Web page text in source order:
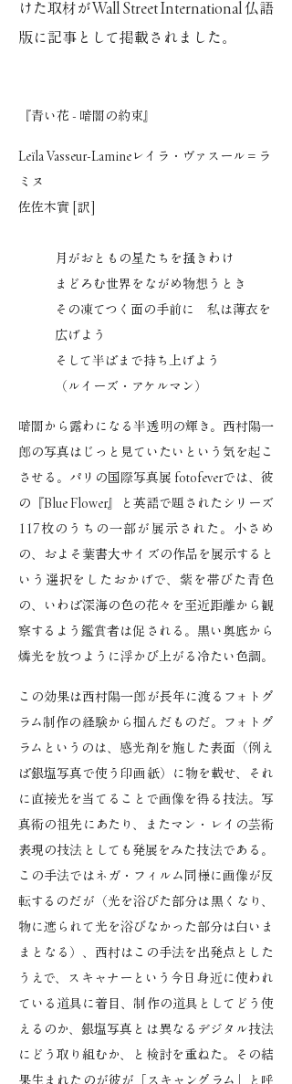
けた取材がWall Street International 仏語
版に記事として掲載されました。
『青い花 - 暗闇の約束』
Leïla Vasseur-Lamineレイラ・ヴァスール＝ラ
ミヌ
佐佐木實 [訳]
月がおともの星たちを掻きわけ
まどろむ世界をながめ物想うとき
その凍てつく面の手前に 私は薄衣を
広げよう
そして半ばまで持ち上げよう
（ルイーズ・アケルマン）
暗闇から露わになる半透明の輝き。西村陽一
郎の写真はじっと見ていたいという気を起こ
させる。パリの国際写真展 fotofeverでは、彼
の『Blue Flower』と英語で題されたシリーズ
117枚のうちの一部が展示された。小さめ
の、およそ葉書大サイズの作品を展示すると
いう選択をしたおかげで、紫を帯びた青色
の、いわば深海の色の花々を至近距離から観
察するよう鑑賞者は促される。黒い奥底から
燐光を放つように浮かび上がる冷たい色調。
この効果は西村陽一郎が長年に渡るフォトグ
ラム制作の経験から掴んだものだ。フォトグ
ラムというのは、感光剤を施した表面（例え
ば銀塩写真で使う印画紙）に物を載せ、それ
に直接光を当てることで画像を得る技法。写
真術の祖先にあたり、またマン・レイの芸術
表現の技法としても発展をみた技法である。
この手法ではネガ・フィルム同様に画像が反
転するのだが（光を浴びた部分は黒くなり、
物に遮られて光を浴びなかった部分は白いま
まとなる）、西村はこの手法を出発点とした
うえで、スキャナーという今日身近に使われ
ている道具に着目、制作の道具としてどう使
えるのか、銀塩写真とは異なるデジタル技法
にどう取り組むか、と検討を重ねた。その結
果生まれたのが彼が「スキャングラム」と呼